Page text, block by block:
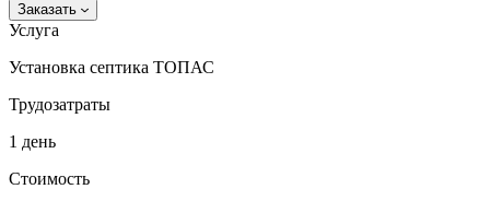
Заказать
Услуга
Установка септика ТОПАС
Трудозатраты
1 день
Стоимость